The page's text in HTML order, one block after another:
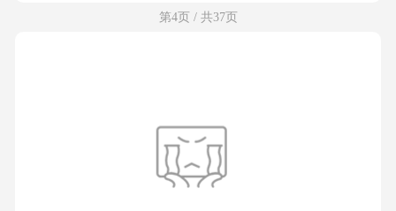
第4页 / 共37页